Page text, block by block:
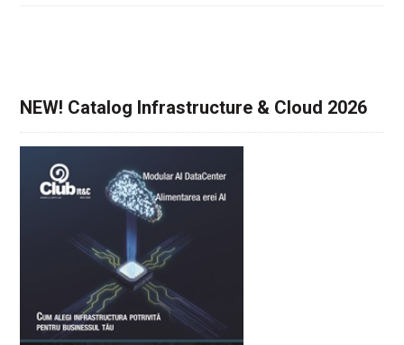
NEW! Catalog Infrastructure & Cloud 2026